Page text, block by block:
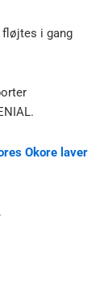
fløjtes i gang
Okore laver